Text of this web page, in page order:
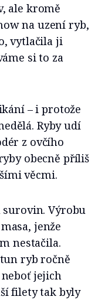
ale kromě
na uzení ryb,
vytlačila ji
si to za
– i protože
Ryby udí
z ovčího
obecně příliš
věcmi.
Výrobu
jenže
nestačila.
ryb ročně
jejich
filety tak byly